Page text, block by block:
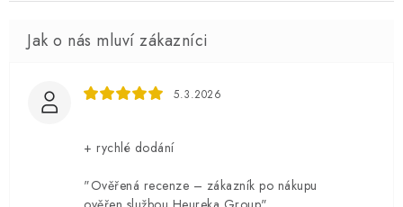
5.3.2026
+ rychlé dodání
"Ověřená recenze – zákazník po nákupu